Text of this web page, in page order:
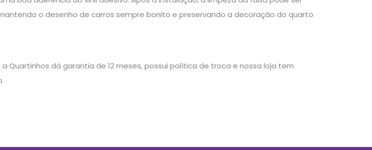
o desenho de carros sempre bonito e preservando a decoração do quarto
Quartinhos dá garantia de 12 meses, possui política de troca e nossa loja tem